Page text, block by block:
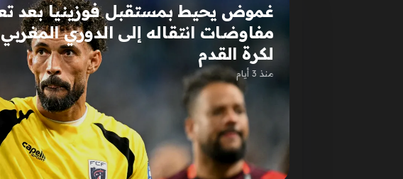
غموض يحيط بمستقبل فوزينيا بعد
مفاوضات انتقاله إلى الدوري المغربي
لكرة القدم
منذ 3 أيام